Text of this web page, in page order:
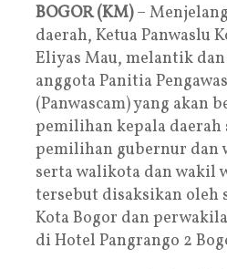
BOGOR (KM)–
daerah, Ketua Panwaslu
Eliyas Mau, melantik
anggota Panitia
(Panwascam) yang akan
pemilihan kepala daerah
pemilihan gubernur dan
serta walikota dan wakil
tersebut disaksikan oleh
Kota Bogor dan
di Hotel Pangrango 2